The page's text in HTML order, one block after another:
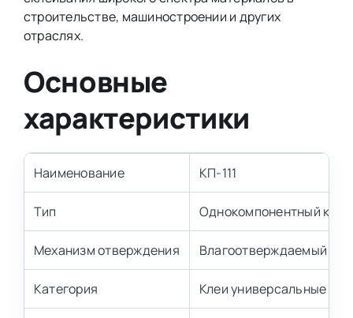
строительстве, машиностроении и других
отраслях.
Основные
характеристики
Наименование КП-111
Тип Однокомпонентный клей
Механизм отверждения Влагоотверждаемый
Категория Клеи универсальные